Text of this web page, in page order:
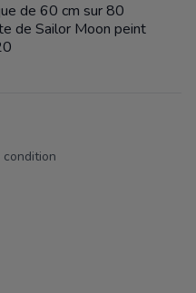
de 60 cm sur 80
de Sailor Moon peint